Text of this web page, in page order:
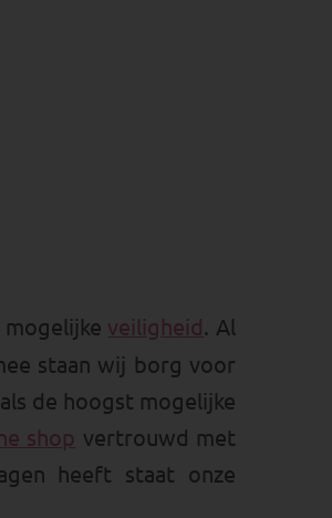
veiligheid. Al
staan wij borg voor
de hoogst mogelijke
shop vertrouwd met
heeft staat onze